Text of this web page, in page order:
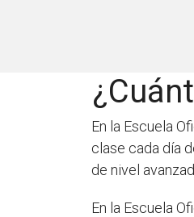
En la Escuela
clase cada día
de nivel
En la Escuela